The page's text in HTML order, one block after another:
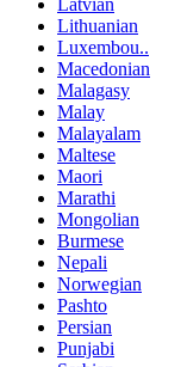
Latvian
Lithuanian
Luxembou..
Macedonian
Malagasy
Malay
Malayalam
Maltese
Maori
Marathi
Mongolian
Burmese
Nepali
Norwegian
Pashto
Persian
Punjabi